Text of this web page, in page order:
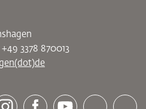
+49 3378 870013